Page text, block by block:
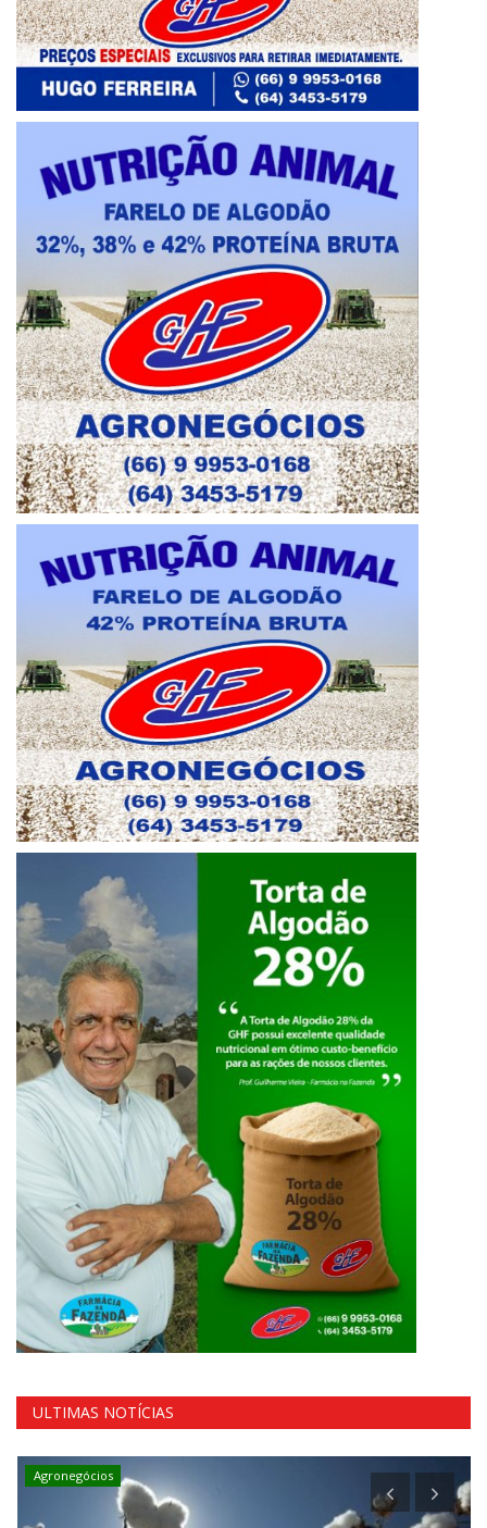
ULTIMAS NOTÍCIAS
Agronegócios